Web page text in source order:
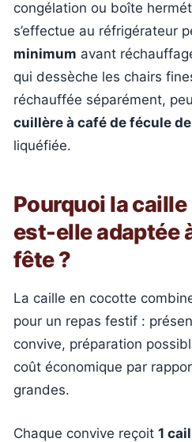
congélation ou boîte
s’effectue au réfrigérateur
minimum avant
qui dessèche les chairs
réchauffée séparément,
cuillère à café de fécule
liquéfiée.
Pourquoi la
est-elle adaptée
fête ?
La caille en cocotte
pour un repas festif :
convive, préparation
coût économique par
grandes.
Chaque convive reçoit 1